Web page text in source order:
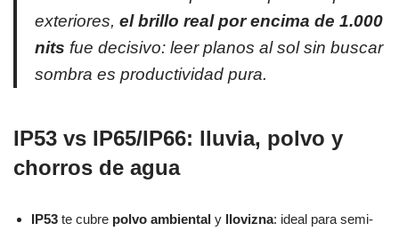
exteriores, el brillo real por encima de 1.000
nits fue decisivo: leer planos al solsin buscar
sombra es productividad pura.
IP53 vs IP65/IP66: lluvia, polvo y
chorros de agua
IP53 te cubre polvo ambiental y llovizna: ideal para semi-